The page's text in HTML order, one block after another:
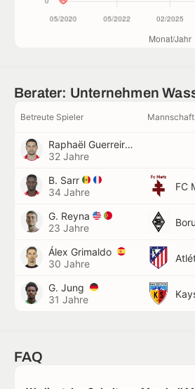
Berater: Unternehmen
Betreute Spieler Mannschaft
Raphaël Guerreiro
32 Jahre
B. Sarr
34 Jahre
FC
G. Reyna
23 Jahre
Álex Grimaldo
30 Jahre
G. Jung
31 Jahre
FAQ